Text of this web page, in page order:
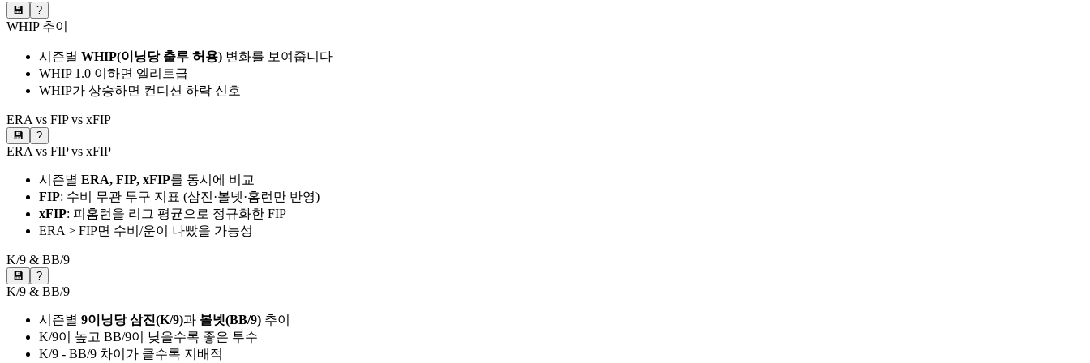
💾 ?
WHIP 추이
시즌별 WHIP(이닝당 출루 허용) 변화를 보여줍니다
WHIP 1.0 이하면 엘리트급
WHIP가 상승하면 컨디션 하락 신호
ERA vs FIP vs xFIP
💾 ?
ERA vs FIP vs xFIP
시즌별 ERA, FIP, xFIP를 동시에 비교
FIP: 수비 무관 투구 지표 (삼진·볼넷·홈런만 반영)
xFIP: 피홈런을 리그 평균으로 정규화한 FIP
ERA > FIP면 수비/운이 나빴을 가능성
K/9 & BB/9
💾 ?
K/9 & BB/9
시즌별 9이닝당 삼진(K/9)과 볼넷(BB/9) 추이
K/9이 높고 BB/9이 낮을수록 좋은 투수
K/9 - BB/9 차이가 클수록 지배적